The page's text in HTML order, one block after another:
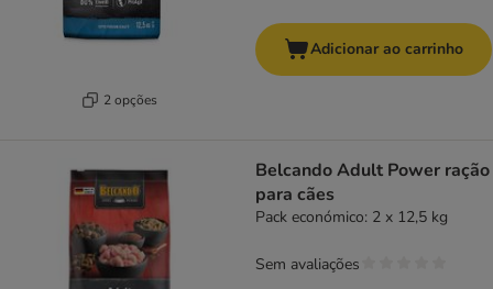
2 opções
Adicionar ao carrinho
Belcando Adult Power ração
para cães
Pack económico: 2 x 12,5 kg
Sem avaliações